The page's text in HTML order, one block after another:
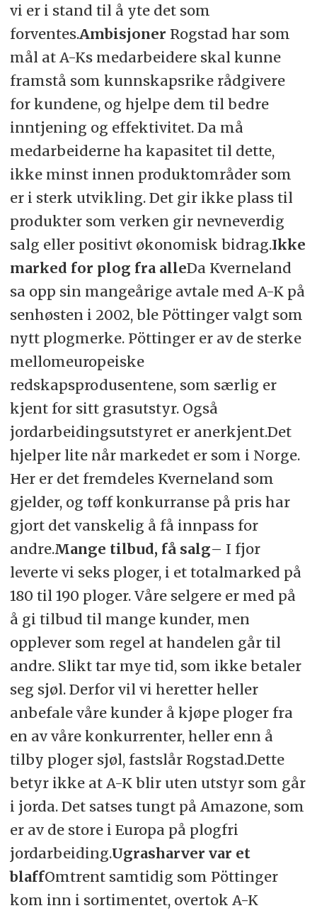
vi er i stand til å yte det som
forventes.Ambisjoner Rogstad har som
mål at A-Ks medarbeidere skal kunne
framstå som kunnskapsrike rådgivere
for kundene, og hjelpe dem til bedre
inntjening og effektivitet. Da må
medarbeiderne ha kapasitet til dette,
ikke minst innen produktområder som
er i sterk utvikling. Det gir ikke plass til
produkter som verken gir nevneverdig
salg eller positivt økonomisk bidrag.Ikke
marked for plog fra alleDa Kverneland
sa opp sin mangeårige avtale med A-K på
senhøsten i 2002, ble Pöttinger valgt som
nytt plogmerke. Pöttinger er av de sterke
mellomeuropeiske
redskapsprodusentene, som særlig er
kjent for sitt grasutstyr. Også
jordarbeidingsutstyret er anerkjent.Det
hjelper lite når markedet er som i Norge.
Her er det fremdeles Kverneland som
gjelder, og tøff konkurranse på pris har
gjort det vanskelig å få innpass for
andre.Mange tilbud, få salg– I fjor
leverte vi seks ploger, i et totalmarked på
180 til 190 ploger. Våre selgere er med på
å gi tilbud til mange kunder, men
opplever som regel at handelen går til
andre. Slikt tar mye tid, som ikke betaler
seg sjøl. Derfor vil vi heretter heller
anbefale våre kunder å kjøpe ploger fra
en av våre konkurrenter, heller enn å
tilby ploger sjøl, fastslår Rogstad.Dette
betyr ikke at A-K blir uten utstyr som går
i jorda. Det satses tungt på Amazone, som
er av de store i Europa på plogfri
jordarbeiding.Ugrasharver var et
blaffOmtrent samtidig som Pöttinger
kom inn i sortimentet, overtok A-K